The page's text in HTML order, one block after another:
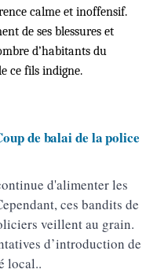
calme et inoffensif.
de ses blessures et
d’habitants du
ce fils indigne.
de balai de la police
d'alimenter les
ces bandits de
veillent au grain.
d’introduction de
local..